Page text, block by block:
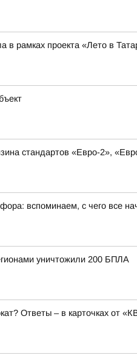
в рамках проекта «Лето в
стандартов «Евро-2»,
вспоминаем, с чего все
уничтожили 200 БПЛА
Ответы – в карточках от